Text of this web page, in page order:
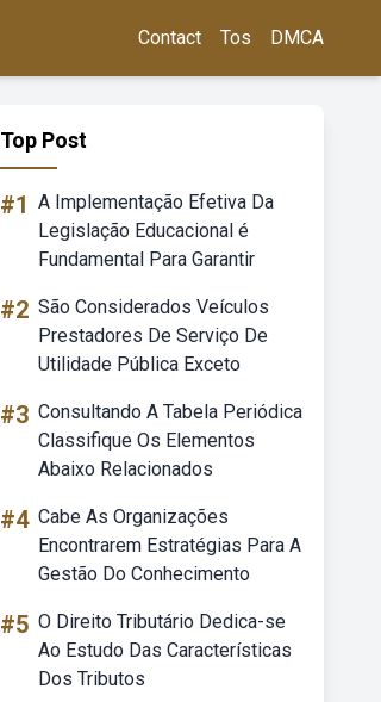
Contact Tos DMCA
Top Post
#1 A Implementação Efetiva Da
Legislação Educacional é
Fundamental Para Garantir
#2 São Considerados Veículos
Prestadores De Serviço De
Utilidade Pública Exceto
#3 Consultando A Tabela Periódica
Classifique Os Elementos
Abaixo Relacionados
#4 Cabe As Organizações
Encontrarem Estratégias Para A
Gestão Do Conhecimento
#5 O Direito Tributário Dedica-se
Ao Estudo Das Características
Dos Tributos